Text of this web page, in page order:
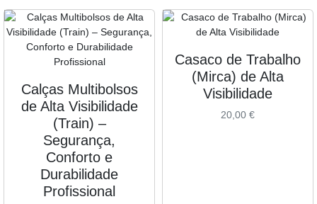
Calças Multibolsos
de Alta Visibilidade
(Train) –
Segurança,
Conforto e
Durabilidade
Profissional
Casaco de Trabalho
(Mirca) de Alta
Visibilidade
20,00 €